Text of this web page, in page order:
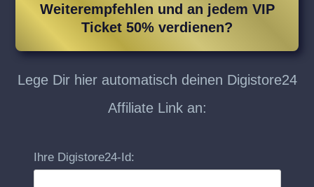
Weiterempfehlen und an jedem VIP
Ticket 50% verdienen?
Lege Dir hier automatisch deinen Digistore24
Affiliate Link an:
Ihre Digistore24-Id: